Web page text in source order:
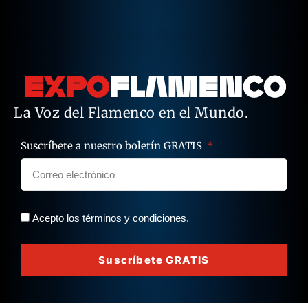
La Voz del Flamenco en el Mundo.
Suscríbete a nuestro boletín GRATIS
Acepto los términos y condiciones.
Suscríbete GRATIS